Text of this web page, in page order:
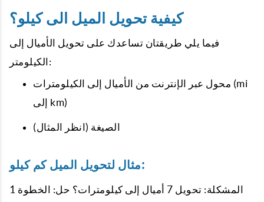
كيفية تحويل الميل الى كيلو؟
فيما يلي طريقتان تساعدك على تحويل الأميال إلى
الكيلومتر:
محول عبر الإنترنت من الأميال إلى الكيلومترات (mi
إلى km)
الصيغة (انظر المثال)
مثال لتحويل الميل كم كيلو:
المشكلة: تحويل 7 أميال إلى كيلومترات؟ حل: الخطوة 1